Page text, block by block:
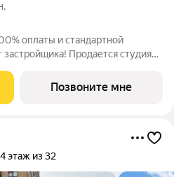
оплаты и стандартной
Продается студия
отделкой. Проект
Позвоните мне
этаж из 32